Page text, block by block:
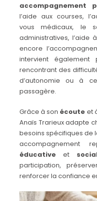
accompagnement
l’aide aux courses,
vous médicaux, le
administratives, l’aide
encore
intervient également
rencontrant des
d’autonomie ou à
passagère.
Grâce à son écoute et
Anaïs Trarieux adapte
besoins spécifiques de
accompagnement
éducative et
participation,
renforcer la confiance